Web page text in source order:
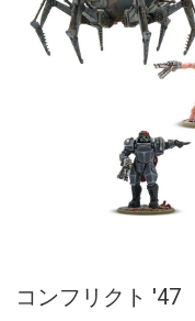
コンフリクト